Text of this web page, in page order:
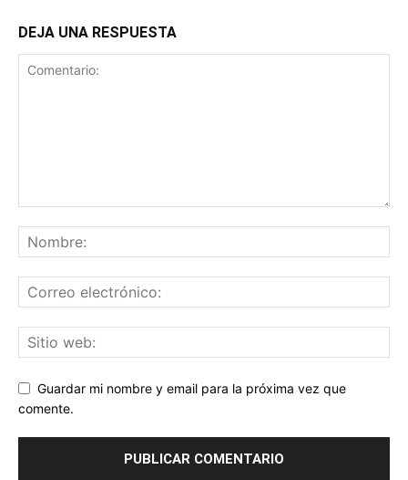
DEJA UNA RESPUESTA
Guardar mi nombre y email para la próxima vez que
comente.